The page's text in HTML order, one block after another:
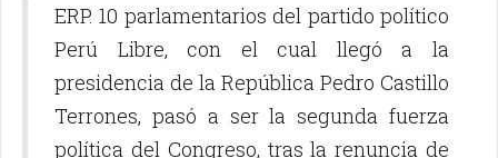
ERP. 10 parlamentarios del partido político
Perú Libre, con el cual llegó a la
presidencia de la República Pedro Castillo
Terrones, pasó a ser la segunda fuerza
política del Congreso, tras la renuncia de